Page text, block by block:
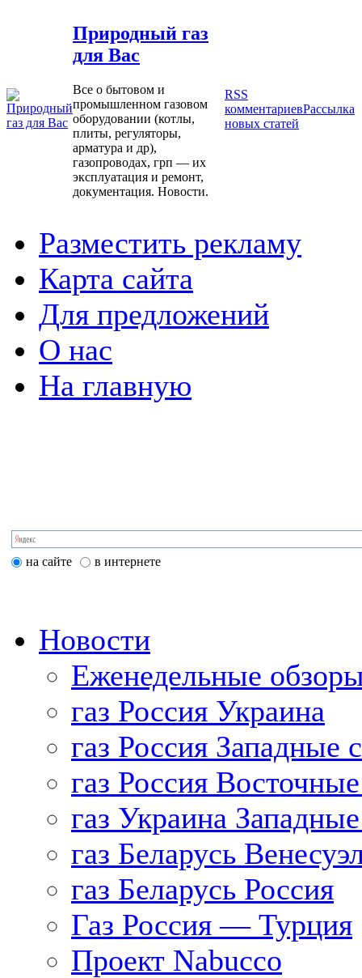
Природный газ
для Вас
Все о бытовом и
промышленном газовом
оборудовании (котлы,
плиты, регуляторы,
арматура и др),
газопроводах, грп — их
эксплуатация и ремонт,
документация. Новости.
RSS
комментариевРассылка
новых статей
Разместить рекламу
Карта сайта
Для предложений
О нас
На главную
на сайте в интернете
Новости
Еженедельные
газ Россия Украина
газ Россия Западные
газ Россия
газ Украина
газ Беларусь
газ Беларусь Россия
Газ Россия — Турция
Проект Nabucco